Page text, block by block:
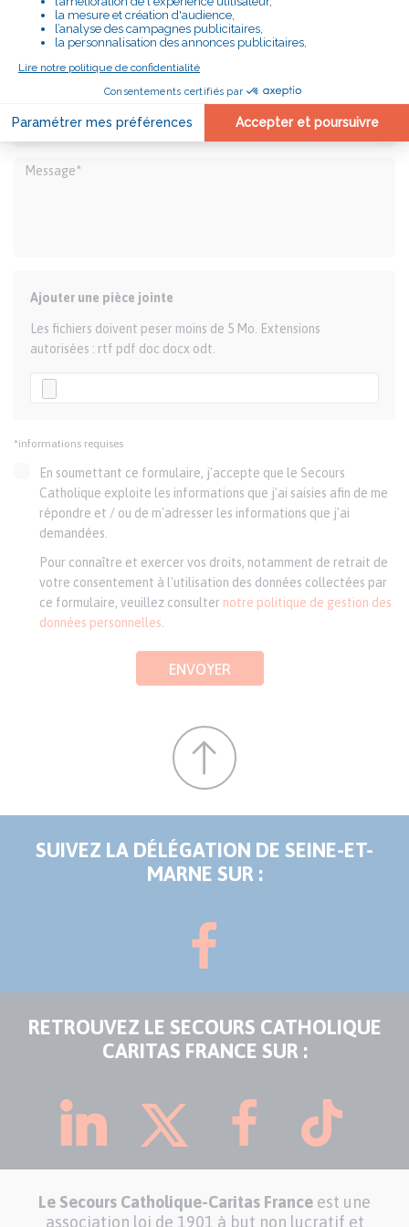
Ajouter une pièce jointe
Les fichiers doivent peser moins de 5 Mo. Extensions
autorisées : rtf pdf doc docx odt.
*informations requises
En soumettant ce formulaire, j'accepte que le Secours
Catholique exploite les informations que j'ai saisies afin de me
répondre et / ou de m'adresser les informations que j'ai
demandées.
Pour connaître et exercer vos droits, notamment de retrait de
votre consentement à l'utilisation des données collectées par
ce formulaire, veuillez consulter notre politique de gestion des
données personnelles
ENVOYER
SUIVEZ LA DÉLÉGATION DE SEINE-ET-
MARNE SUR :
RETROUVEZ LE SECOURS CATHOLIQUE
CARITAS FRANCE SUR :
Le Secours Catholique-Caritas France est une
association loi de 1901 à but non lucratif et